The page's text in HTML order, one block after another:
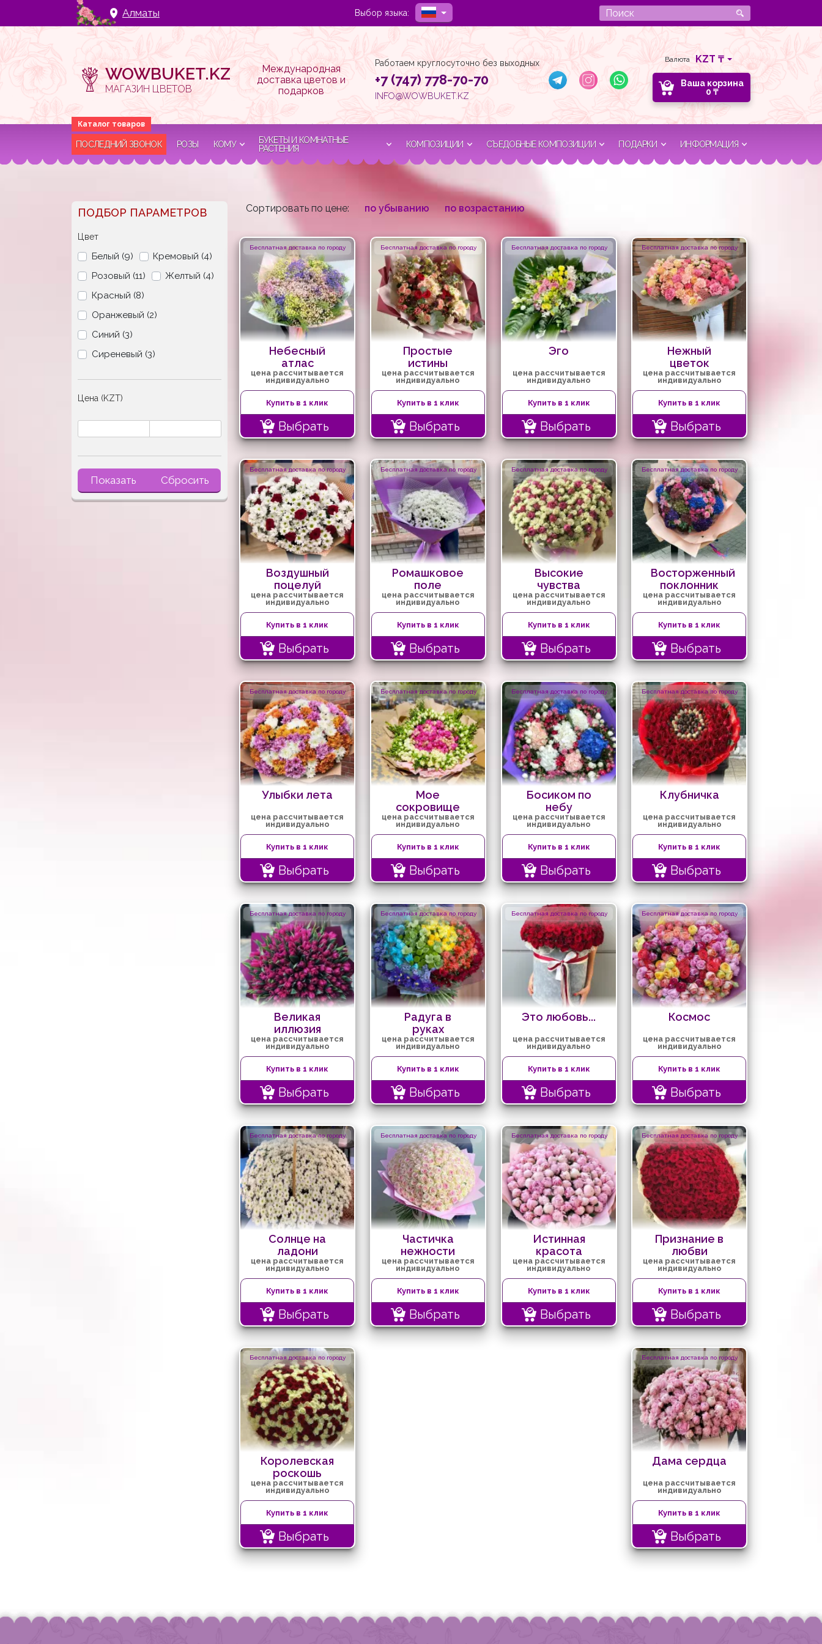
Алматы Выбор языка:
WOWBUKET.KZ
МАГАЗИН ЦВЕТОВ
Международная
доставка цветов и
подарков
Работаем круглосуточно без выходных
+7 (747) 778-70-70
INFO@WOWBUKET.KZ
Валюта
Ваша корзина
0 ₸
ПОСЛЕДНИЙ ЗВОНОК РОЗЫ КОМУ
БУКЕТЫ И КОМНАТНЫЕ
РАСТЕНИЯ
КОМПОЗИЦИИ СЪЕДОБНЫЕ КОМПОЗИЦИИ ПОДАРКИ ИНФОРМАЦИЯ
ПОДБОР ПАРАМЕТРОВ
Цвет
Белый (9)
Кремовый (4)
Розовый (11)
Желтый (4)
Красный (8)
Оранжевый (2)
Синий (3)
Сиреневый (3)
Цена (KZT)
Показать Сбросить
Сортировать по цене: по убыванию по возрастанию
Бесплатная доставка по городу
Небесный
атлас
цена рассчитывается
индивидуально
Купить в 1 клик
Выбрать
Бесплатная доставка по городу
Простые
истины
цена рассчитывается
индивидуально
Купить в 1 клик
Выбрать
Бесплатная доставка по городу
Эго
цена рассчитывается
индивидуально
Купить в 1 клик
Выбрать
Бесплатная доставка по городу
Нежный
цветок
цена рассчитывается
индивидуально
Купить в 1 клик
Выбрать
Бесплатная доставка по городу
Воздушный
поцелуй
цена рассчитывается
индивидуально
Купить в 1 клик
Выбрать
Бесплатная доставка по городу
Ромашковое
поле
цена рассчитывается
индивидуально
Купить в 1 клик
Выбрать
Бесплатная доставка по городу
Высокие
чувства
цена рассчитывается
индивидуально
Купить в 1 клик
Выбрать
Бесплатная доставка по городу
Восторженный
поклонник
цена рассчитывается
индивидуально
Купить в 1 клик
Выбрать
Бесплатная доставка по городу
Улыбки лета
цена рассчитывается
индивидуально
Купить в 1 клик
Выбрать
Бесплатная доставка по городу
Мое
сокровище
цена рассчитывается
индивидуально
Купить в 1 клик
Выбрать
Бесплатная доставка по городу
Босиком по
небу
цена рассчитывается
индивидуально
Купить в 1 клик
Выбрать
Бесплатная доставка по городу
Клубничка
цена рассчитывается
индивидуально
Купить в 1 клик
Выбрать
Бесплатная доставка по городу
Великая
иллюзия
цена рассчитывается
индивидуально
Купить в 1 клик
Выбрать
Бесплатная доставка по городу
Радуга в
руках
цена рассчитывается
индивидуально
Купить в 1 клик
Выбрать
Бесплатная доставка по городу
Это любовь...
цена рассчитывается
индивидуально
Купить в 1 клик
Выбрать
Бесплатная доставка по городу
Космос
цена рассчитывается
индивидуально
Купить в 1 клик
Выбрать
Бесплатная доставка по городу
Солнце на
ладони
цена рассчитывается
индивидуально
Купить в 1 клик
Выбрать
Бесплатная доставка по городу
Частичка
нежности
цена рассчитывается
индивидуально
Купить в 1 клик
Выбрать
Бесплатная доставка по городу
Истинная
красота
цена рассчитывается
индивидуально
Купить в 1 клик
Выбрать
Бесплатная доставка по городу
Признание в
любви
цена рассчитывается
индивидуально
Купить в 1 клик
Выбрать
Бесплатная доставка по городу
Королевская
роскошь
цена рассчитывается
индивидуально
Купить в 1 клик
Выбрать
Бесплатная доставка по городу
Дама сердца
цена рассчитывается
индивидуально
Купить в 1 клик
Выбрать